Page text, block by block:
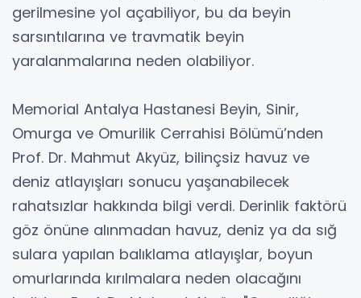
gerilmesine yol açabiliyor, bu da beyin
sarsıntılarına ve travmatik beyin
yaralanmalarına neden olabiliyor.
Memorial Antalya Hastanesi Beyin, Sinir,
Omurga ve Omurilik Cerrahisi Bölümü’nden
Prof. Dr. Mahmut Akyüz, bilinçsiz havuz ve
deniz atlayışları sonucu yaşanabilecek
rahatsızlar hakkında bilgi verdi. Derinlik faktörü
göz önüne alınmadan havuz, deniz ya da sığ
sulara yapılan balıklama atlayışlar, boyun
omurlarında kırılmalara neden olacağını